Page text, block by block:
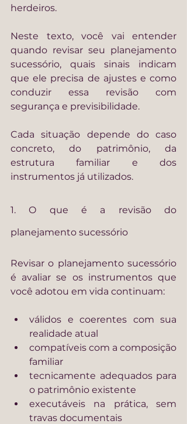
herdeiros.
Neste texto, você vai entender
quando revisar seu planejamento
sucessório, quais sinais indicam
que ele precisa de ajustes e como
conduzir essa revisão com
segurança e previsibilidade.
Cada situação depende do caso
concreto, do patrimônio, da
estrutura familiar e dos
instrumentos já utilizados.
1. O que é a revisão do
planejamento sucessório
Revisar o planejamento sucessório
é avaliar se os instrumentos que
você adotou em vida continuam:
válidos e coerentes com sua
realidade atual
compatíveis com a composição
familiar
tecnicamente adequados para
o patrimônio existente
executáveis na prática, sem
travas documentais